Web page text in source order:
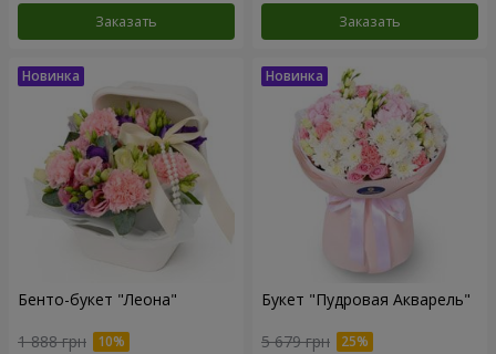
Заказать Заказать
Бенто-букет "Леона"
1 888 грн
Букет "Пудровая Акварель"
5 679 грн